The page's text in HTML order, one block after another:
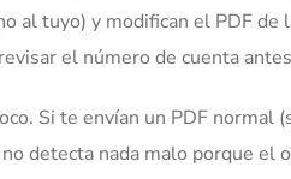
al tuyo) y modifican el PDF
el número de cuenta
Si te envían un PDF normal
detecta nada malo porque el